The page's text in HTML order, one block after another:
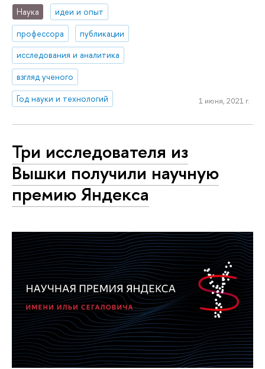
Наука
идеи и опыт
профессора
публикации
исследования и аналитика
взгляд ученого
Год науки и технологий
1 июня, 2021 г.
Три исследователя из
Вышки получили научную
премию Яндекса